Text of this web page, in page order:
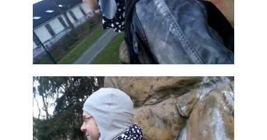
Nähanleitung
Als modisches Accessoires oder für die